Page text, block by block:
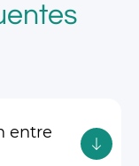
entre